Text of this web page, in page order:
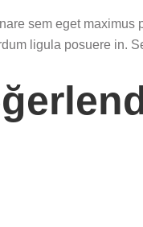
sem eget maximus
ligula posuere in.